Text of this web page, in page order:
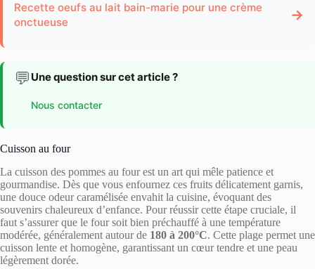
Recette oeufs au lait bain-marie pour une crème
onctueuse
→
💬 Une question sur cet article ?
Nous contacter
Cuisson au four
La cuisson des pommes au four est un art qui mêle patience et
gourmandise. Dès que vous enfournez ces fruits délicatement garnis,
une douce odeur caramélisée envahit la cuisine, évoquant des
souvenirs chaleureux d’enfance. Pour réussir cette étape cruciale, il
faut s’assurer que le four soit bien préchauffé à une température
modérée, généralement autour de 180 à 200°C. Cette plage permet une
cuisson lente et homogène, garantissant un cœur tendre et une peau
légèrement dorée.